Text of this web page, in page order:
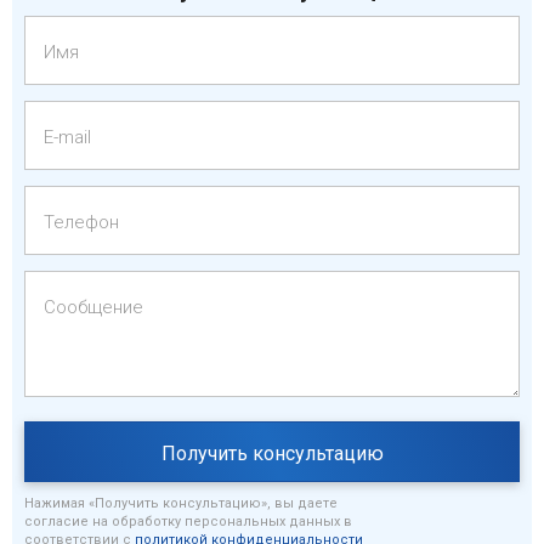
Имя
E-mail
Телефон
Сообщение
Нажимая «Получить консультацию», вы даете
согласие на обработку персональных данных в
соответствии с политикой конфиденциальности